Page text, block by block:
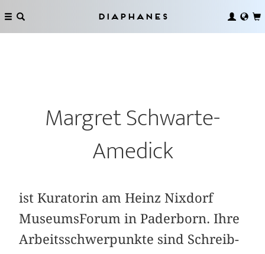
Diaphanes
Margret Schwarte-
Amedick
ist Kuratorin am Heinz Nixdorf
MuseumsForum in Paderborn. Ihre
Arbeitsschwerpunkte sind Schreib-